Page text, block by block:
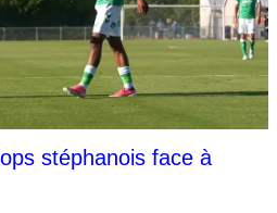
stéphanois face à